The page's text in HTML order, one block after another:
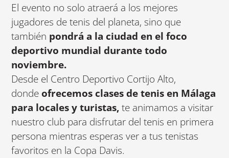
El evento no solo atraerá a los mejores
jugadores de tenis del planeta, sino que
también pondrá a la ciudad en el foco
deportivo mundial durante todo
noviembre.
Desde el Centro Deportivo Cortijo Alto,
donde ofrecemos clases de tenis en Málaga
para locales y turistas,te animamos a visitar
nuestro club para disfrutar del tenis en primera
persona mientras esperas ver a tus tenistas
favoritos en la Copa Davis.